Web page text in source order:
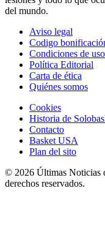
del mundo.
Aviso legal
Codigo
Condiciones de uso
Política Editorial
Carta de ética
Quiénes somos
Cookies
Historia de
Contacto
Basket USA
Plan del sito
© 2026 Últimas Noticias
derechos reservados.